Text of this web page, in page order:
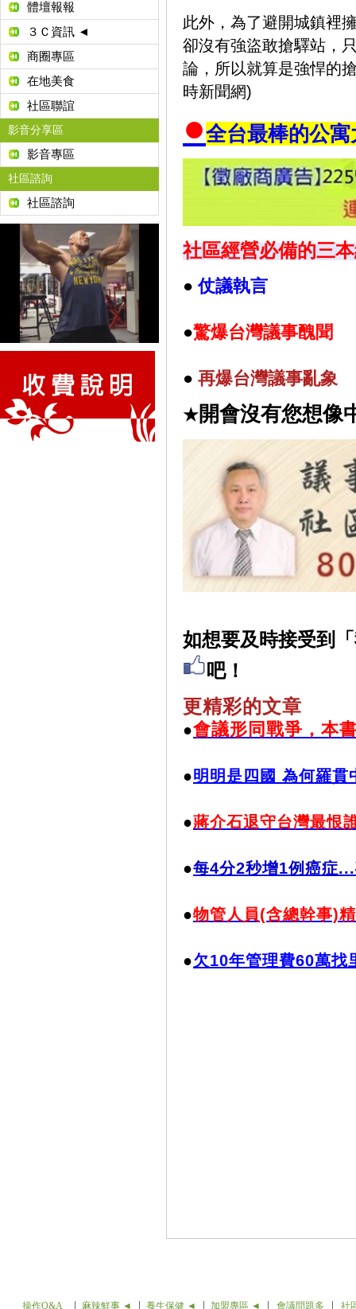
體壇報報
３Ｃ資訊 ◄
商圈專區
在地美食
社區聯誼
影音分享區
影音專區
社區諮詢
社區諮詢
此外，為了避開城鎮裡
卻沒有強盜敢搶驛站，
論，所以就算是強悍的
時新聞網)
●全台最棒的公
社區經營必備的三
●仗議執言
●驚爆台灣議事醜聞
● 再爆台灣議事亂象
★開會沒有您想像
如想要及時接受到
吧！
更精彩的文章
●會議形同戰爭，本
●明明是四國 為何羅貫
●蔣介石退守台灣最恨
●每4分2秒增1例癌症
●物管人員(含總幹事)
●欠10年管理費60萬找
操作Q&A 麻辣鮮事 ◄ 養生保健 ◄ 加盟專區 ◄ 會議問題多 社